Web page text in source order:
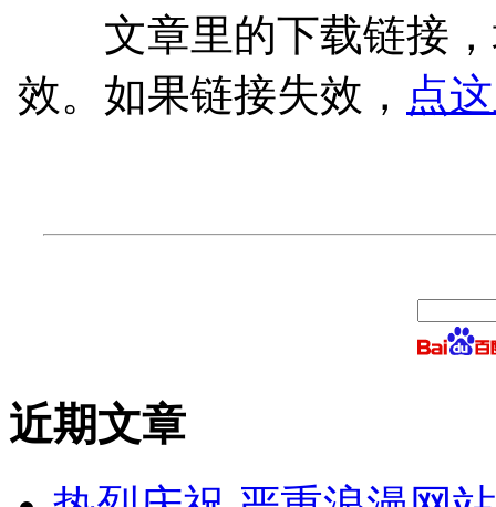
文章里的下载链接，
效。如果链接失效， 点
近期文章